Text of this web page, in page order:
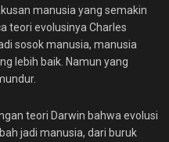
manusia yang semakin
teori evolusinya Charles
sosok manusia, manusia
lebih baik. Namun yang
teori Darwin bahwa evolusi
jadi manusia, dari buruk